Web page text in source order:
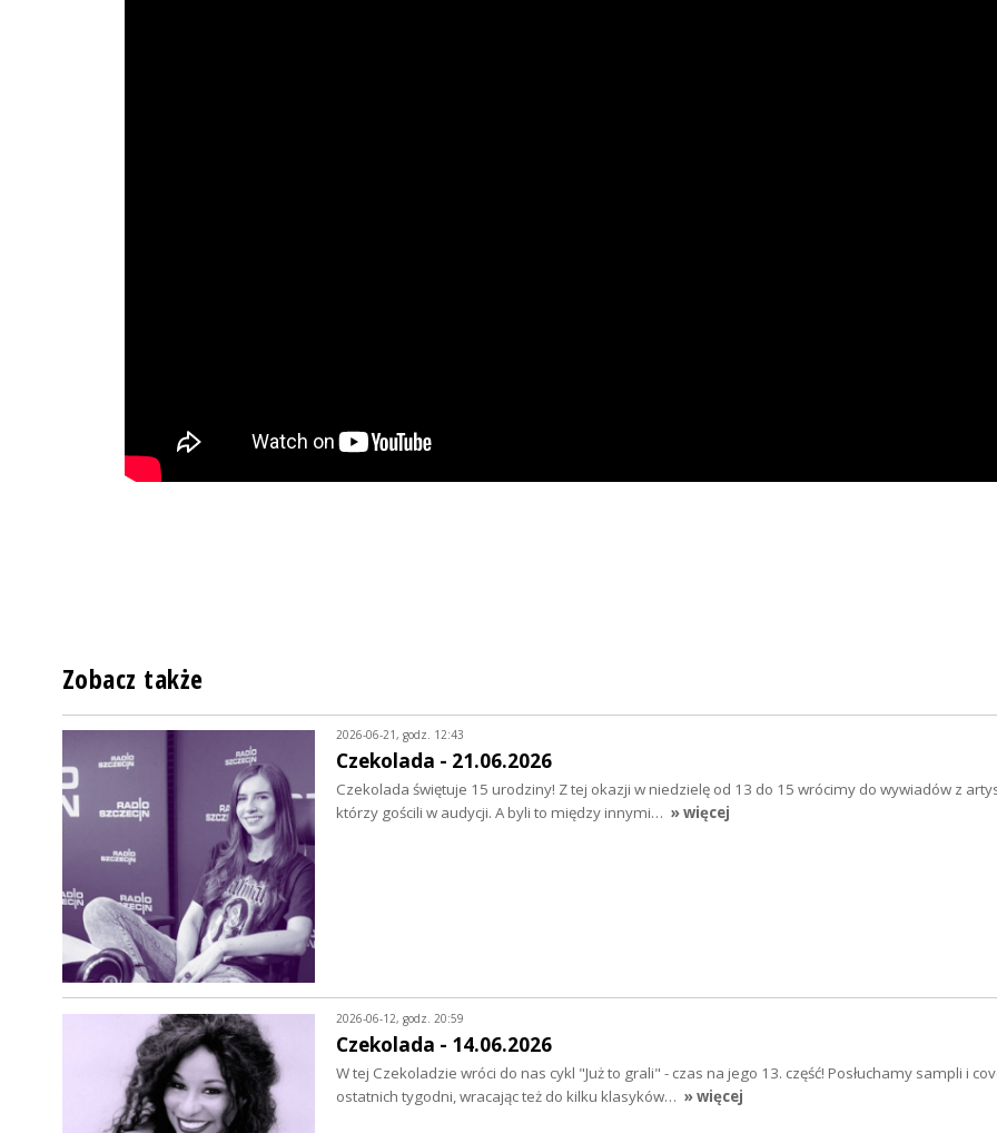
Zobacz także
2026-06-21, godz. 12:43
Czekolada - 21.06.2026
Czekolada świętuje 15 urodziny! Z tej okazji w niedzielę od 13 do 15 wrócimy do wywiadów z
którzy gościli w audycji. A byli to między innymi… » więcej
2026-06-12, godz. 20:59
Czekolada - 14.06.2026
W tej Czekoladzie wróci do nas cykl "Już to grali" - czas na jego 13. część! Posłuchamy sampli i
ostatnich tygodni, wracając też do kilku klasyków… » więcej